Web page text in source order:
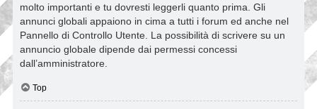
molto importanti e tu dovresti leggerli quanto prima. Gli
annunci globali appaiono in cima a tutti i forum ed anche nel
Pannello di Controllo Utente. La possibilità di scrivere su un
annuncio globale dipende dai permessi concessi
dall’amministratore.
Top